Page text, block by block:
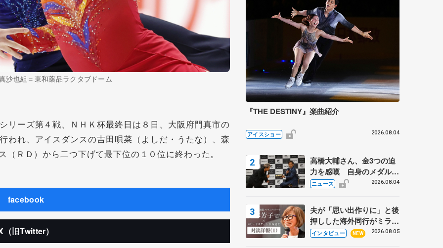
也組＝東和薬品ラクタブドーム
ーズ第４戦、ＮＨＫ杯最終日は８日、大阪府門真市の
われ、アイスダンスの吉田唄菜 （よしだ・うたな）、森
ＲＤ）から二つ下げて最下位の１０位に終わった。
facebook
（旧Twitter）
『THE DESTINY』楽曲紹介
アイスショー 2026.08.04
高橋大輔さん、金3つの迫
力を感嘆 自身のメダルは
「どちらに？」 〝リス兄
野村忠宏さんと対談
ニュース 2026.08.04
夫が「思い出作りに」と後
押しした海外同行がミラノ
まで… 繁華街のリンクで
インタビュー NEW 2026.08.05